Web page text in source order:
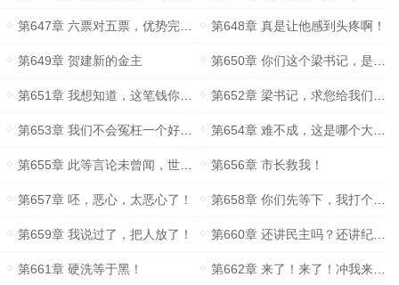
第647章 六票对五票，优势完全在我！ 第648章 真是让他感到头疼啊！
第649章 贺建新的金主 第650章 你们这个梁书记，是要断所有人的财路啊！
第651章 我想知道，这笔钱你们花在哪里了 第652章 梁书记，求您给我们做主啊！
第653章 我们不会冤枉一个好人，也不会放过一个坏人！ 第654章 难不成，这是哪个大领导？
第655章 此等言论未曾闻，世间安有这般人？ 第656章 市长救我！
第657章 呸，恶心，太恶心了！ 第658章 你们先等下，我打个电话！
第659章 我说过了，把人放了！ 第660章 还讲民主吗？还讲纪律吗？
第661章 硬洗等于黑！ 第662章 来了！来了！冲我来了！